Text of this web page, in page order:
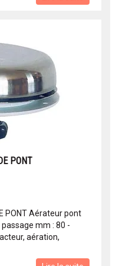
PONT
PONT Aérateur pont
mm : 80 -
aération,